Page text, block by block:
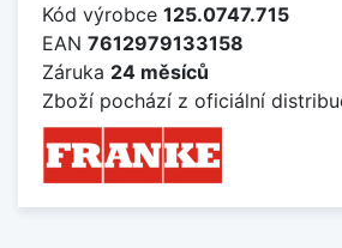
Kód výrobce 125.0747.715
EAN 7612979133158
Záruka 24 měsíců
Zboží pochází z oficiální